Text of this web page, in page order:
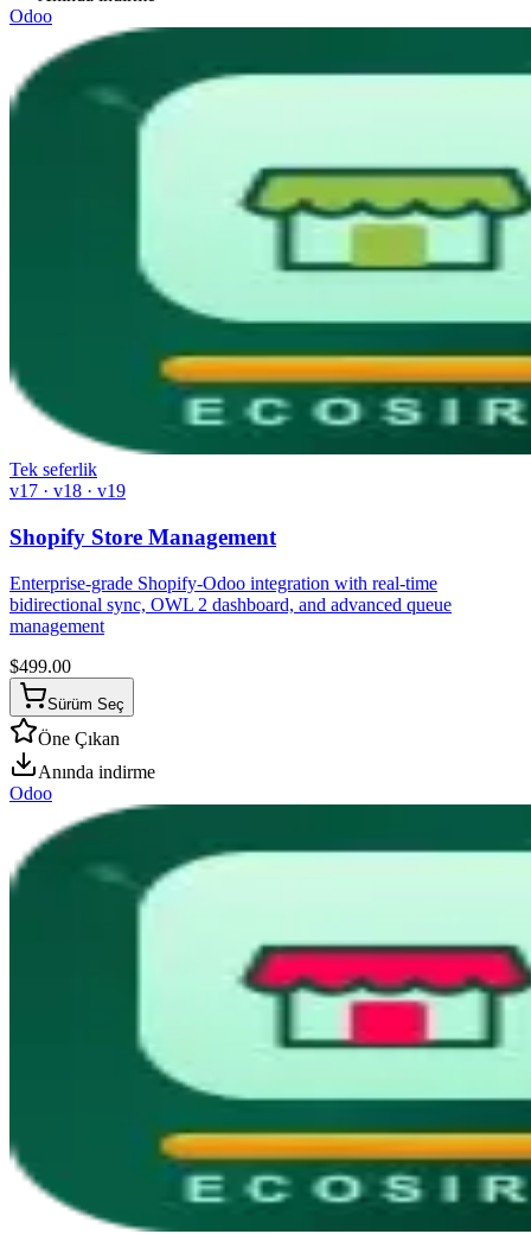
Odoo
Tek seferlik
v17 · v18 · v19
Shopify Store Management
Enterprise-grade Shopify-Odoo integration with real-time
bidirectional sync, OWL 2 dashboard, and advanced queue
management
$499.00
Sürüm Seç
Öne Çıkan
Anında indirme
Odoo